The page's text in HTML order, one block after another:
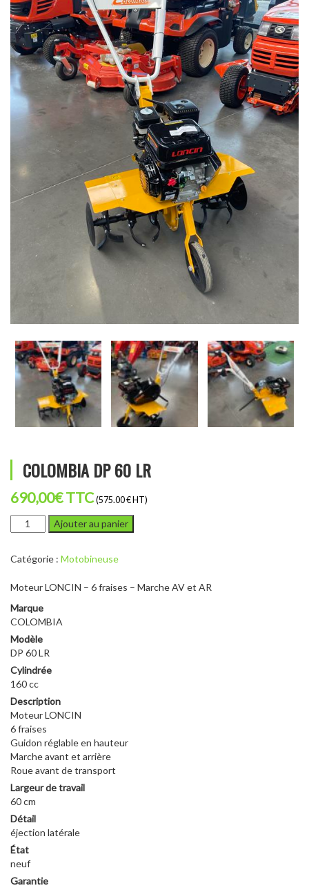
COLOMBIA DP 60 LR
690,00€TTC (575.00 € HT)
quantité
de
DP
LR
Ajouter au panier
Catégorie : Motobineuse
Moteur LONCIN – 6 fraises – Marche AV et AR
Marque
COLOMBIA
Modèle
DP 60 LR
Cylindrée
160 cc
Description
Moteur LONCIN
6 fraises
Guidon réglable en hauteur
Marche avant et arrière
Roue avant de transport
Largeur de travail
60 cm
Détail
éjection latérale
État
neuf
Garantie